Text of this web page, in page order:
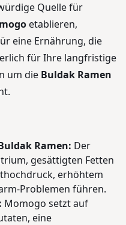
Quelle für
etablieren,
eine Ernährung, die
für Ihre langfristige
um die Buldak Ramen
Ramen: Der
gesättigten Fetten
erhöhtem
Problemen führen.
Momogo setzt auf
eine